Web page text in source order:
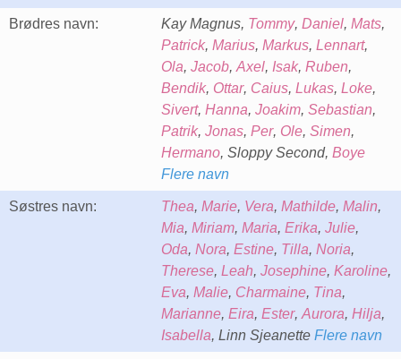
Brødres navn: Kay Magnus, Tommy, Daniel, Mats,
Patrick, Marius, Markus, Lennart,
Ola, Jacob, Axel, Isak, Ruben,
Bendik, Ottar, Caius, Lukas, Loke,
Sivert, Hanna, Joakim, Sebastian,
Patrik, Jonas, Per, Ole, Simen,
Hermano, Sloppy Second, Boye
Flere navn
Søstres navn: Thea, Marie, Vera, Mathilde, Malin,
Mia, Miriam, Maria, Erika, Julie,
Oda, Nora, Estine, Tilla, Noria,
Therese, Leah, Josephine, Karoline,
Eva, Malie, Charmaine, Tina,
Marianne, Eira, Ester, Aurora, Hilja,
Isabella, Linn Sjeanette Flere navn